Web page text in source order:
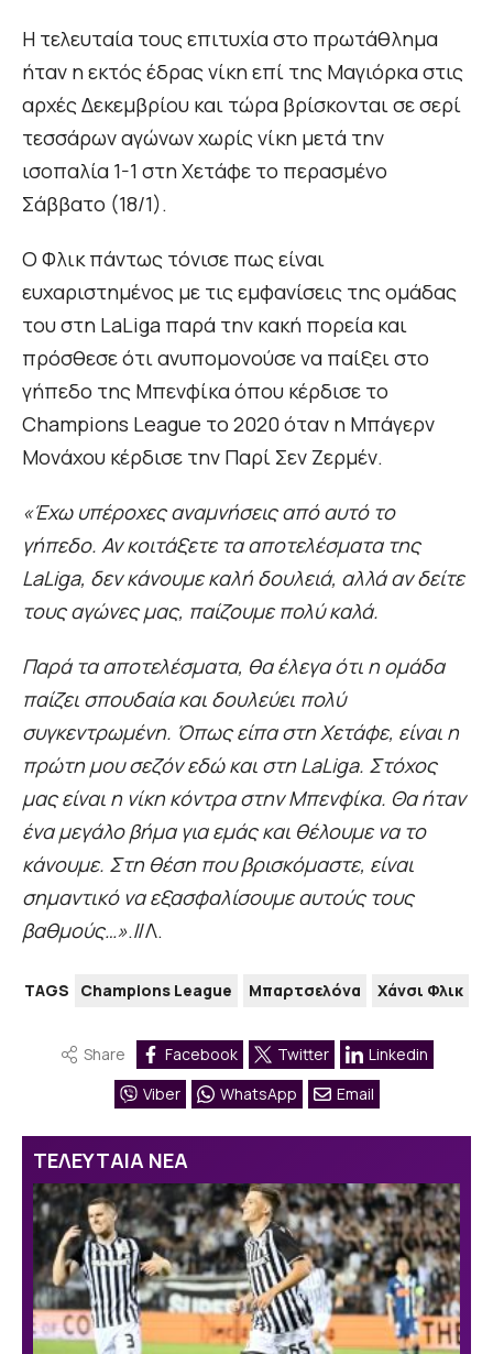
Η τελευταία τους επιτυχία στο πρωτάθλημα
ήταν η εκτός έδρας νίκη επί της Μαγιόρκα στις
αρχές Δεκεμβρίου και τώρα βρίσκονται σε σερί
τεσσάρων αγώνων χωρίς νίκη μετά την
ισοπαλία 1-1 στη Χετάφε το περασμένο
Σάββατο (18/1).
Ο Φλικ πάντως τόνισε πως είναι
ευχαριστημένος με τις εμφανίσεις της ομάδας
του στη LaLiga παρά την κακή πορεία και
πρόσθεσε ότι ανυπομονούσε να παίξει στο
γήπεδο της Μπενφίκα όπου κέρδισε το
Champions League το 2020 όταν η Μπάγερν
Μονάχου κέρδισε την Παρί Σεν Ζερμέν.
«Έχω υπέροχες αναμνήσεις από αυτό το
γήπεδο. Αν κοιτάξετε τα αποτελέσματα της
LaLiga, δεν κάνουμε καλή δουλειά, αλλά αν δείτε
τους αγώνες μας, παίζουμε πολύ καλά.
Παρά τα αποτελέσματα, θα έλεγα ότι η ομάδα
παίζει σπουδαία και δουλεύει πολύ
συγκεντρωμένη. Όπως είπα στη Χετάφε, είναι η
πρώτη μου σεζόν εδώ και στη LaLiga. Στόχος
μας είναι η νίκη κόντρα στην Μπενφίκα. Θα ήταν
ένα μεγάλο βήμα για εμάς και θέλουμε να το
κάνουμε. Στη θέση που βρισκόμαστε, είναι
σημαντικό να εξασφαλίσουμε αυτούς τους
βαθμούς…».//Λ.
TAGS Champions League Μπαρτσελόνα Χάνσι Φλικ
Share Facebook Twitter
Linkedin
Viber
WhatsApp Email
ΤΕΛΕΥΤΑΙΑ ΝΕΑ